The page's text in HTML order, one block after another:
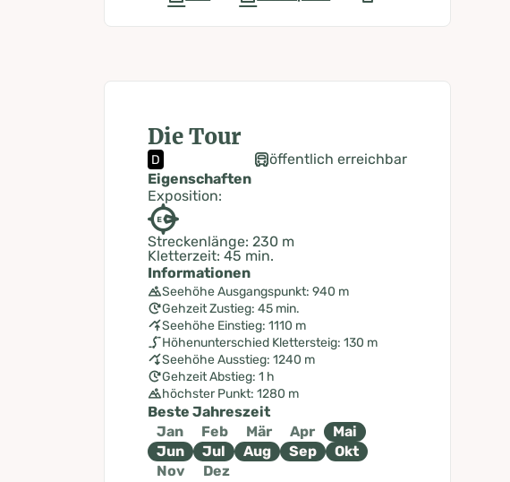
Die Tour
D
öffentlich erreichbar
Eigenschaften
Exposition:
Streckenlänge: 230 m
Kletterzeit: 45 min.
Informationen
Seehöhe Ausgangspunkt: 940 m
Gehzeit Zustieg: 45 min.
Seehöhe Einstieg: 1110 m
Höhenunterschied Klettersteig: 130 m
Seehöhe Ausstieg: 1240 m
Gehzeit Abstieg: 1 h
höchster Punkt: 1280 m
Beste Jahreszeit
Jan
Feb Mär Apr
Mai
Jun
Jul Aug Sep
Okt
Nov
Dez